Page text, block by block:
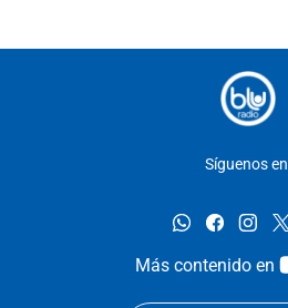
Síguenos
whatsapp
Más contenido en